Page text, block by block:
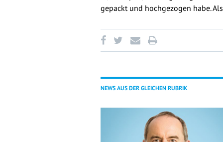
gepackt und hochgezogen habe.
NEWS AUS DER GLEICHEN RUBRIK